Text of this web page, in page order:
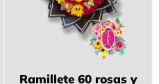
Ramillete 60 rosas y